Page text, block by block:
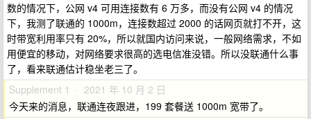
数的情况下，公网 v4 可用连接数有 6 万多，而没有公网 v4 的情况
下，我测了联通的 1000m，连接数超过 2000 的话网页就打不开，这
时带宽利用率只有 20%，所以就国内访问来说，一般网络需求，不如
用便宜的移动，对网络要求很高的选电信准没错。所以没联通什么事
了，看来联通估计稳坐老三了。
Supplement 1 · 2021 年 10 月 2 日
今天来的消息，联通连夜跟进，199 套餐送 1000m 宽带了。